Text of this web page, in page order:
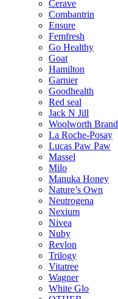
Cerave
Combantrin
Ensure
Femfresh
Go Healthy
Goat
Hamilton
Garnier
Goodhealth
Red seal
Jack N Jill
Woolworth Brand
La Roche-Posay
Lucas Paw Paw
Massel
Milo
Manuka Honey
Nature’s Own
Neutrogena
Nexium
Nivea
Nuby
Revlon
Trilogy
Vitatree
Wagner
White Glo